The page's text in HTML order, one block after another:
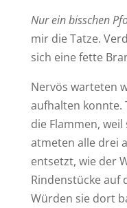
Nur ein bisschen
mir die Tatze.
sich eine fette
Nervös warteten
aufhalten konnte.
die Flammen,
atmeten alle drei
entsetzt, wie der
Rindenstücke auf
Würden sie dort